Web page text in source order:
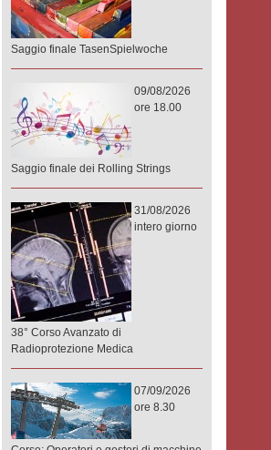
Saggio finale TasenSpielwoche
09/08/2026
ore 18.00
Saggio finale dei Rolling Strings
31/08/2026
intero giorno
38° Corso Avanzato di
Radioprotezione Medica
07/09/2026
ore 8.30